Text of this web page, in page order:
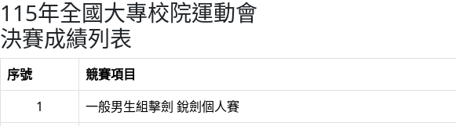
115年全國大專校院運動會
決賽成績列表
序號 競賽項目
1
一般男生組擊劍 銳劍個人賽